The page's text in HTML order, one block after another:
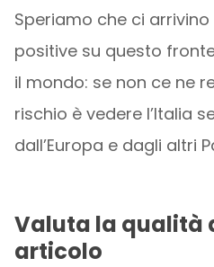
Speriamo che ci
positive su questo
il mondo: se non ce ne
rischio è vedere l’Italia
dall’Europa e dagli altri
Valuta la qualità
articolo